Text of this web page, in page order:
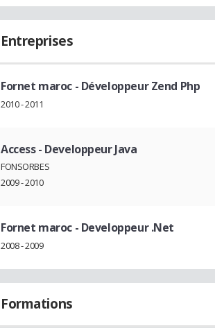
Entreprises
Fornet maroc- Développeur Zend Php
2010 - 2011
Access- Developpeur Java
FONSORBES
2009 - 2010
Fornet maroc- Developpeur .Net
2008 - 2009
Formations